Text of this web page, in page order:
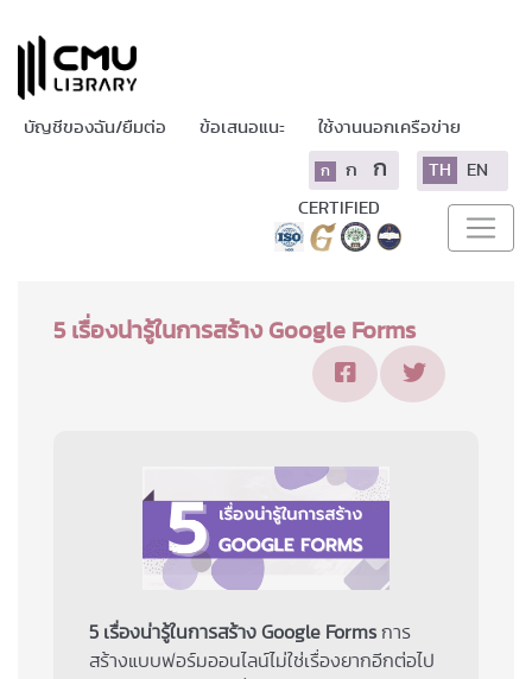
บัญชีของฉัน/ยืมต่อ ข้อเสนอแนะ ใช้งานนอกเครือข่าย
ก ก ก TH EN
CERTIFIED
5 เรื่องน่ารู้ในการสร้าง Google Forms
5 เรื่องน่ารู้ในการสร้าง Google Formsการ
สร้างแบบฟอร์มออนไลน์ไม่ใช่เรื่องยากอีกต่อไป